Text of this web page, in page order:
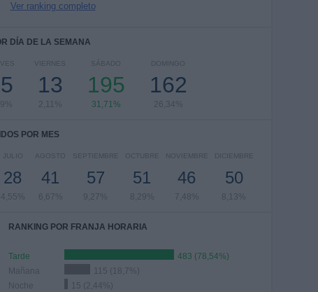
Ver ranking completo
DÍA DE LA SEMANA
VIERNES
13
2,11%
SÁBADO
195
31,71%
DOMINGO
162
26,34%
POR MES
JULIO
28
4,55%
AGOSTO
41
6,67%
SEPTIEMBRE
57
9,27%
OCTUBRE
51
8,29%
NOVIEMBRE
46
7,48%
DICIEMBRE
50
8,13%
RANKING POR FRANJA HORARIA
Tarde
483 (78,54%)
Mañana
115 (18,7%)
Noche
15 (2,44%)